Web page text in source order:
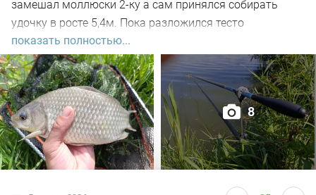
замешал моллюски 2-ку а сам принялся собирать
удочку в росте 5,4м. Пока разложился тесто
настоялось, 5-ть закормочных забросов и в бой.
Заброс за забросом, рыба кормится, видно по
характерным пузырям на воде а поклёвок нет. Минут
через 30-ть на очередном забросе подъём поплавка,
подсекаю, есть. Удочка в дугу, с глубины в 2-а метра не
сразу поднял на поверхность, достойный боец,
сопротивлялся до последнего но я его взял. Красавец
карась открыл счёт, на вскидку 500гр. Заброс за
забросом, тишина, поднялся ветер, пошла волна.
показать полностью...
8